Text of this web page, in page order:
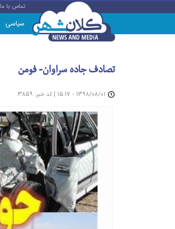
تماس با ما
سیاسی
تصادف جاده سراوان- فومن
| کد خبر: ۳۸۵۹